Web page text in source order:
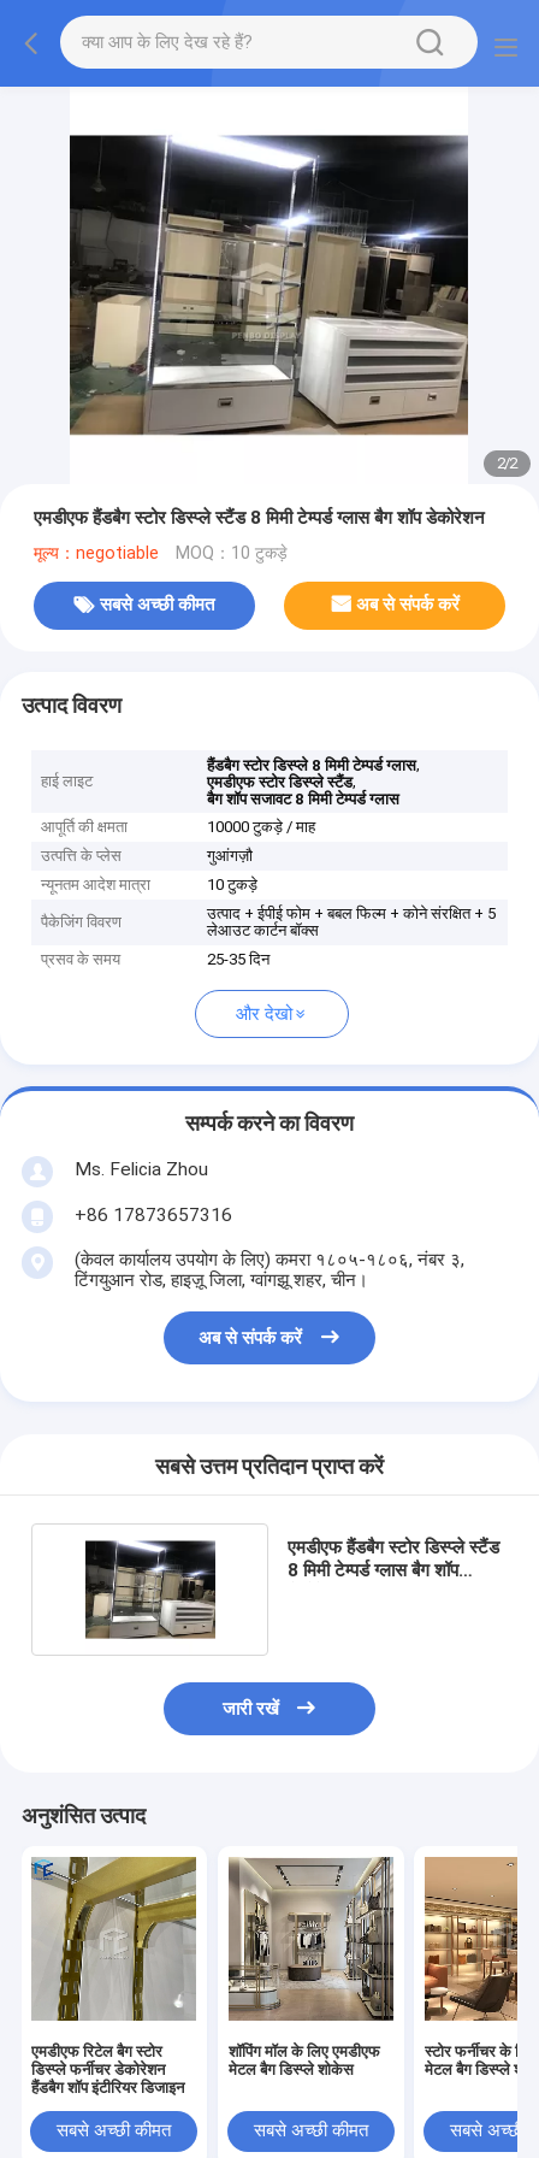
2/2
एमडीएफ हैंडबैग स्टोर डिस्प्ले स्टैंड 8 मिमी टेम्पर्ड ग्लास बैग शॉप डेकोरेशन
मूल्य：negotiable MOQ：10 टुकड़े
सबसे अच्छी कीमत अब से संपर्क करें
उत्पाद विवरण
हाई लाइट
हैंडबैग स्टोर डिस्प्ले 8 मिमी टेम्पर्ड ग्लास,
एमडीएफ स्टोर डिस्प्ले स्टैंड,
बैग शॉप सजावट 8 मिमी टेम्पर्ड ग्लास
आपूर्ति की क्षमता
10000 टुकड़े / माह
उत्पत्ति के प्लेस
गुआंगज़ौ
न्यूनतम आदेश मात्रा
10 टुकड़े
पैकेजिंग विवरण
उत्पाद + ईपीई फोम + बबल फिल्म + कोने संरक्षित + 5
लेआउट कार्टन बॉक्स
प्रसव के समय
25-35 दिन
और देखो
सम्पर्क करने का विवरण
Ms. Felicia Zhou
+86 17873657316
(केवल कार्यालय उपयोग के लिए) कमरा १८०५-१८०६, नंबर ३,
टिंगयुआन रोड, हाइज़ू जिला, ग्वांगझू शहर, चीन।
अब से संपर्क करें
सबसे उत्तम प्रतिदान प्राप्त करें
एमडीएफ हैंडबैग स्टोर डिस्प्ले स्टैंड
8 मिमी टेम्पर्ड ग्लास बैग शॉप
जारी रखें
अनुशंसित उत्पाद
एमडीएफ रिटेल बैग स्टोर
डिस्प्ले फर्नीचर डेकोरेशन
हैंडबैग शॉप इंटीरियर डिजाइन
सबसे अच्छी कीमत
शॉपिंग मॉल के लिए एमडीएफ
मेटल बैग डिस्प्ले शोकेस
सबसे अच्छी कीमत
स्टोर फर्नीचर के
मेटल बैग डिस्प्ले
सबसे अच्छी